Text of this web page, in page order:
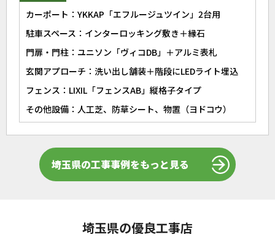
カーポート：YKKAP「エフルージュツイン」2台用
駐車スペース：インターロッキング敷き＋縁石
門扉・門柱：ユニソン「ヴィコDB」＋アルミ表札
玄関アプローチ：洗い出し舗装＋階段にLEDライト埋込
フェンス：LIXIL「フェンスAB」縦格子タイプ
その他設備：人工芝、防草シート、物置（ヨドコウ）
埼玉県の工事事例をもっと見る
埼玉県の優良工事店